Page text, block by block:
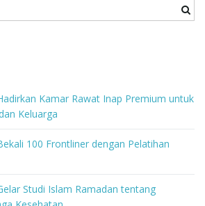
Kamar Rawat Inap Premium untuk
Keluarga
100 Frontliner dengan Pelatihan
Studi Islam Ramadan tentang